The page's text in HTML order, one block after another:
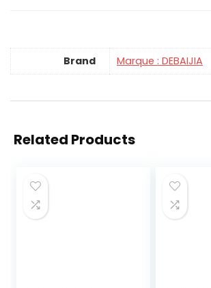
Brand Marque : DEBAIJIA
Related Products